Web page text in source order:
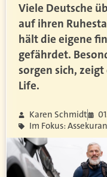
Viele Deutsche
auf ihren
hält die eigene
gefährdet.
sorgen sich,
Life.
Karen Schmidt
Im Fokus: